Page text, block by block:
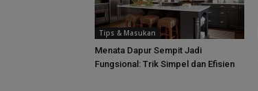
Tips & Masukan
Menata Dapur Sempit Jadi
Fungsional: Trik Simpel dan Efisien